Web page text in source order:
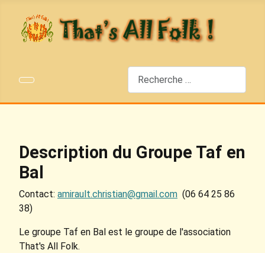
Description du Groupe Taf en
Bal
Contact: amirault.christian@gmail.com (06 64 25 86
38)
Le groupe Taf en Bal est le groupe de l'association
That's All Folk.